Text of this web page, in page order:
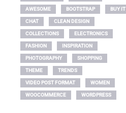
AWESOME BOOTSTRAP BUY IT
CHAT CLEAN DESIGN
COLLECTIONS ELECTRONICS
FASHION INSPIRATION
PHOTOGRAPHY SHOPPING
THEME TRENDS
VIDEO POST FORMAT WOMEN
WOOCOMMERCE WORDPRESS